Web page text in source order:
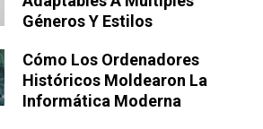
Géneros Y Estilos
Cómo Los Ordenadores
Históricos Moldearon La
Informática Moderna